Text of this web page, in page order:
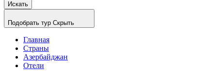
Искать
Подобрать тур Скрыть
Главная
Страны
Азербайджан
Отели